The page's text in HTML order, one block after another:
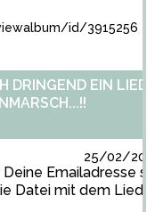
id/3915256
DRINGEND EIN LIED
25/02/
Emailadresse
Datei mit dem Lied